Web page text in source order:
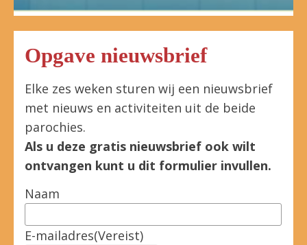
Opgave nieuwsbrief
Elke zes weken sturen wij een nieuwsbrief
met nieuws en activiteiten uit de beide
parochies.
Als u deze gratis nieuwsbrief ook wilt
ontvangen kunt u dit formulier invullen.
Naam
E-mailadres(Vereist)